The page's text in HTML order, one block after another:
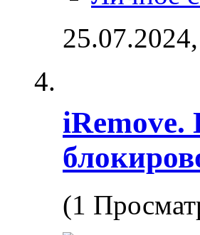
25.07.2024,
iRemove.
(1